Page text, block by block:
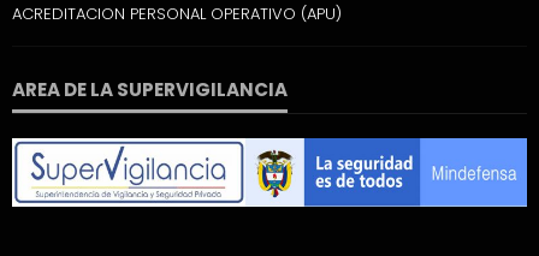
ACREDITACION PERSONAL OPERATIVO (APU)
AREA DE LA SUPERVIGILANCIA